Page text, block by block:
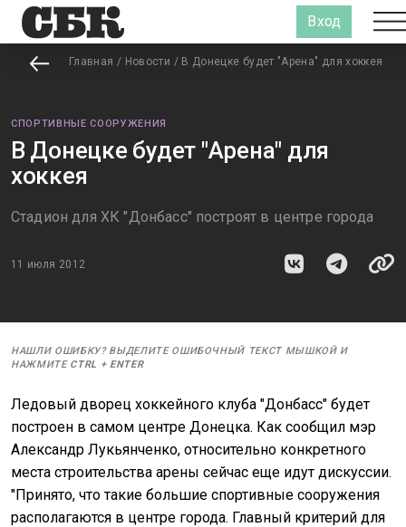
Вход
Главная / Новости / В Донецке будет "Арена" для хоккея
СПОРТИВНЫЕ СООРУЖЕНИЯ
В Донецке будет "Арена" для
хоккея
Стадион для ХК "Донбасс" построят в центре города
11 июля 2012
НАШЛИ ОШИБКУ? ВЫДЕЛИТЕ ОШИБОЧНЫЙ ТЕКСТ МЫШКОЙ И
НАЖМИТЕ CTRL + ENTER
Ледовый дворец хоккейного клуба "Донбасс" будет
построен в самом центре Донецка. Как сообщил мэр
Александр Лукьянченко, относительно конкретного
места строительства арены сейчас еще идут дискуссии.
"Принято, что такие большие спортивные сооружения
располагаются в центре города. Главный критерий для